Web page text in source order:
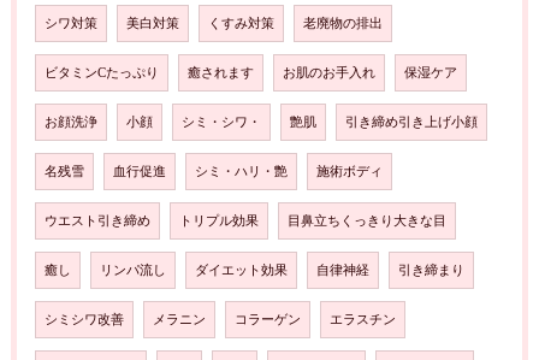
シワ対策 美白対策 くすみ対策 老廃物の排出
ビタミンCたっぷり 癒されます お肌のお手入れ 保湿ケア
お顔洗浄 小顔 シミ・シワ・ 艶肌 引き締め引き上げ小顔
名残雪 血行促進 シミ・ハリ・艶 施術ボディ
ウエスト引き締め トリプル効果 目鼻立ちくっきり大きな目
癒し リンパ流し ダイエット効果 自律神経 引き締まり
シミシワ改善 メラニン コラーゲン エラスチン